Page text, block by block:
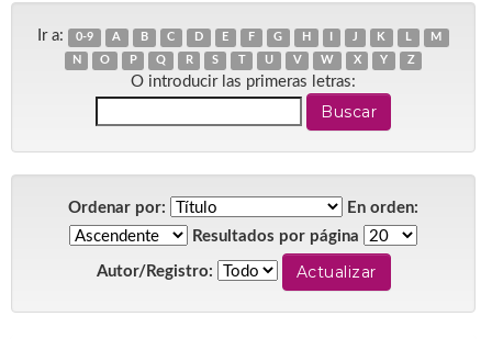
Ir a: 0-9 A B C D E F G H J K L
M
N
O P Q R S U V W X Y Z
O introducir las primeras letras:
Ordenar por:
En orden:
Resultados por página
Autor/Registro: